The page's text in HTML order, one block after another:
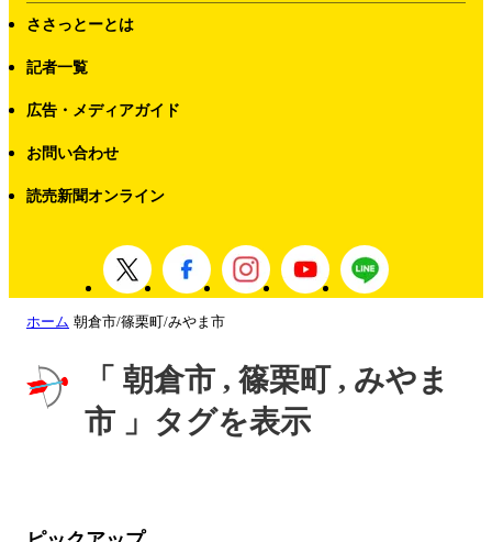
ささっとーとは
記者一覧
広告・メディアガイド
お問い合わせ
読売新聞オンライン
ホーム 朝倉市/篠栗町/みやま市
「 朝倉市 , 篠栗町 , みやま
市 」タグを表示